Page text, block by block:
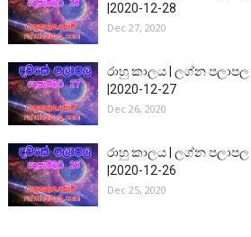
|2020-12-28
Dec 27, 2020
රාහු කාලය | ලග්න පලාපල
|2020-12-27
Dec 26, 2020
රාහු කාලය | ලග්න පලාපල
|2020-12-26
Dec 25, 2020